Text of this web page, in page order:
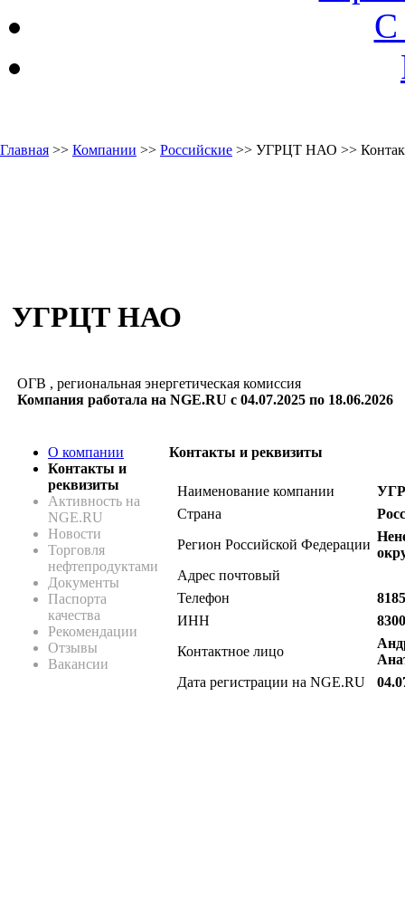
С
Главная >> Компании >> Российские >> УГРЦТ НАО >>
УГРЦТ НАО
ОГВ , региональная энергетическая комиссия
Компания работала на NGE.RU с 04.07.2025 по 18.06.2026
О компании
Контакты и
реквизиты
Активность на
NGE.RU
Новости
Торговля
нефтепродуктами
Документы
Паспорта
качества
Рекомендации
Отзывы
Вакансии
Контакты и реквизиты
Наименование компании
Страна
Регион Российской Федерации
Адрес почтовый
Телефон
ИНН
Контактное лицо
Дата регистрации на NGE.RU